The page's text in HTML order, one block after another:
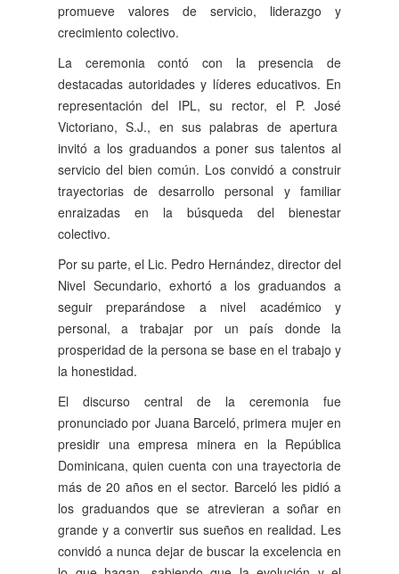
promueve valores de servicio, liderazgo y
crecimiento colectivo.
La ceremonia contó con la presencia de
destacadas autoridades y líderes educativos. En
representación del IPL, su rector, el P. José
Victoriano, S.J., en sus palabras de apertura
invitó a los graduandos a poner sus talentos al
servicio del bien común. Los convidó a construir
trayectorias de desarrollo personal y familiar
enraizadas en la búsqueda del bienestar
colectivo.
Por su parte, el Lic. Pedro Hernández, director del
Nivel Secundario, exhortó a los graduandos a
seguir preparándose a nivel académico y
personal, a trabajar por un país donde la
prosperidad de la persona se base en el trabajo y
la honestidad.
El discurso central de la ceremonia fue
pronunciado por Juana Barceló, primera mujer en
presidir una empresa minera en la República
Dominicana, quien cuenta con una trayectoria de
más de 20 años en el sector. Barceló les pidió a
los graduandos que se atrevieran a soñar en
grande y a convertir sus sueños en realidad. Les
convidó a nunca dejar de buscar la excelencia en